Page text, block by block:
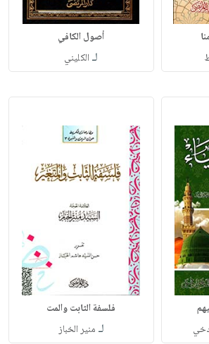
أصول الكافي
لـ الكليني
فلسفة الثابت والمت
لـ منير الخباز